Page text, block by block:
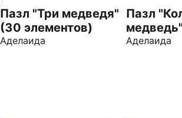
Пазл "Три медведя"
(30 элементов)
Аделаида
Пазл
элемента)
Аделаида